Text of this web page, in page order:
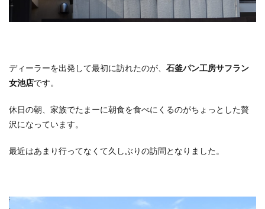
ディーラーを出発して最初に訪れたのが、 石釜パン工房サフラン
女池店です。
休日の朝、家族でたまーに朝食を食べにくるのがちょっとした贅
沢になっています。
最近はあまり行ってなくて久しぶりの訪問となりました。